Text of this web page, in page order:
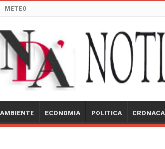
METEO
AMBIENTE ECONOMIA POLITICA CRONACA